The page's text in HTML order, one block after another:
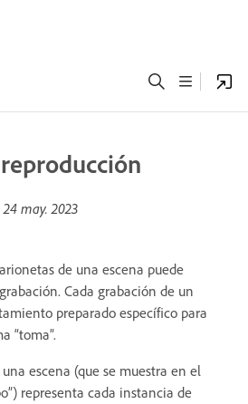
24 may. 2023
de una escena puede
Cada grabación de un
preparado específico para
“toma”.
escena (que se muestra en el
representa cada instancia de